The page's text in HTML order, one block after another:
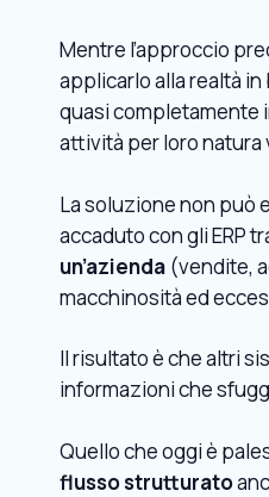
Mentre l’approccio
applicarlo alla realtà
quasi completamente
attività per loro
La soluzione non può
accaduto con gli ERP
un’azienda (vendite,
macchinosità ed
Il risultato è che altri
informazioni che
Quello che oggi è
flusso strutturato